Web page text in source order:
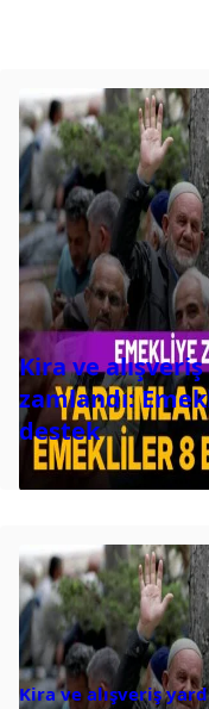
Kira ve alışveriş
zamlandı:
destek
Kira ve alışveriş